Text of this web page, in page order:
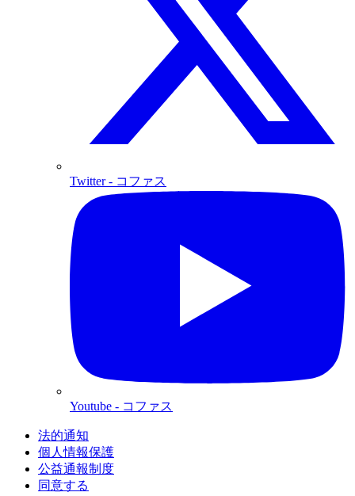
Twitter- コファス
Youtube - コファス
法的通知
個人情報保護
公益通報制度
同意する